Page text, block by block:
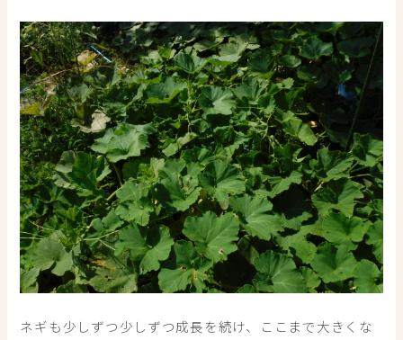
ネギも少しずつ少しずつ成長を続け、ここまで大きくな